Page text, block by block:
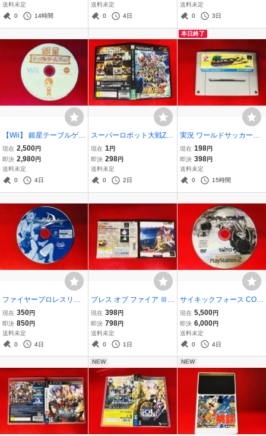
ト
送料未定
0
14時間
商品説明必読！！
送料未定
0
4日
送料未定
0
3日
【Wii】 銀星テーブルゲー
ムス Wii 商品説明必
読！！
現在 2,500円
即決 2,980円
送料未定
0
4日
スーパーロボット大戦Z
最安販売！！ １円スター
ト
現在 1円
即決 298円
送料未定
0
2日
本日終了
実況 ワールドサッカー2
最安販売！！
現在 198円
即決 398円
送料未定
0
15時間
ファイヤープロレスリン
グ D 商品説明必読！！
現在 350円
即決 850円
送料未定
0
4日
ブレス オブ ファイア Ⅲ 3
最安販売！ 商品説明必読
現在 398円
即決 798円
送料未定
0
1日
サイキックフォース COM
PLETE 商品説明必読！！
綺麗
現在 5,500円
即決 6,000円
送料未定
0
4日
NEW NEW